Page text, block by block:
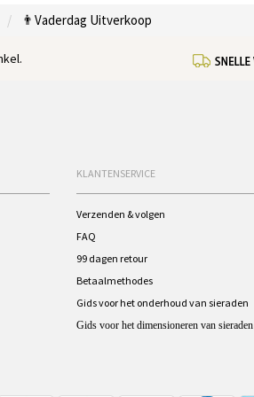
👨Vaderdag Uitverkoop
KLANTENSERVICE
Verzenden & volgen
FAQ
99 dagen retour
Betaalmethodes
Gids voor het onderhoud van sieraden
Gids voor het dimensioneren van sieraden